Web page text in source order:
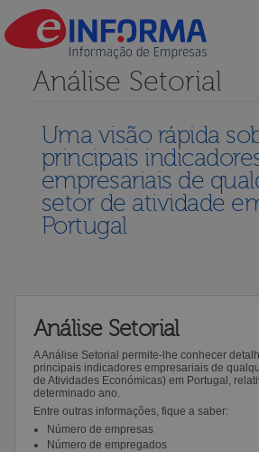
Análise Setorial
Uma visão rápida
principais
empresariais de
setor de atividade
Portugal
Análise Setorial
A Análise Setorial permite-lhe conhecer
principais indicadores empresariais de
de Atividades Económicas) em Portugal,
determinado ano.
Entre outras informações, fique a saber:
Número de empresas
Número de empregados